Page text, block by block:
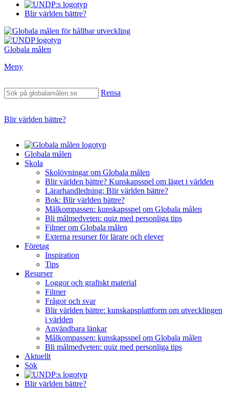
Blir världen bättre?
Globala målen
Meny
Rensa
Blir världen bättre?
Globala målen
Skola
Skolövningar om Globala målen
Blir världen bättre? Kunskapsspel om läget i världen
Lärarhandledning: Blir världen bättre?
Bok: Blir världen bättre?
Målkompassen: kunskapsspel om Globala målen
Bli målmedveten: quiz med personliga tips
Filmer om Globala målen
Externa resurser för lärare och elever
Företag
Inspiration
Tips
Resurser
Loggor och grafiskt material
Filmer
Frågor och svar
Blir världen bättre: kunskapsplattform om utvecklingen
i världen
Användbara länkar
Målkompassen: kunskapsspel om Globala målen
Bli målmedveten: quiz med personliga tips
Aktuellt
Sök
Blir världen bättre?